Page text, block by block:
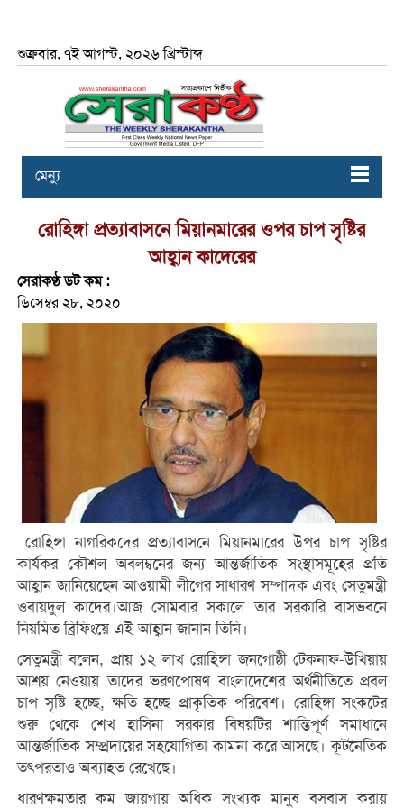
শুক্রবার, ৭ই আগস্ট, ২০২৬ খ্রিস্টাব্দ
মেন্যু
রোহিঙ্গা প্রত্যাবাসনে মিয়ানমারের ওপর চাপ সৃষ্টির
আহ্বান কাদেরের
সেরাকণ্ঠ ডট কম :
ডিসেম্বর ২৮, ২০২০
রোহিঙ্গা নাগরিকদের প্রত্যাবাসনে মিয়ানমারের উপর চাপ সৃষ্টির
কার্যকর কৌশল অবলম্বনের জন্য আন্তর্জাতিক সংস্থাসমূহের প্রতি
আহ্বান জানিয়েছেন আওয়ামী লীগের সাধারণ সম্পাদক এবং সেতুমন্ত্রী
ওবায়দুল কাদের।আজ সোমবার সকালে তার সরকারি বাসভবনে
নিয়মিত ব্রিফিংয়ে এই আহ্বান জানান তিনি।
সেতুমন্ত্রী বলেন, প্রায় ১২ লাখ রোহিঙ্গা জনগোষ্ঠী টেকনাফ-উখিয়ায়
আশ্রয় নেওয়ায় তাদের ভরণপোষণ বাংলাদেশের অর্থনীতিতে প্রবল
চাপ সৃষ্টি হচ্ছে, ক্ষতি হচ্ছে প্রাকৃতিক পরিবেশ। রোহিঙ্গা সংকটের
শুরু থেকে শেখ হাসিনা সরকার বিষয়টির শান্তিপূর্ণ সমাধানে
আন্তর্জাতিক সম্প্রদায়ের সহযোগিতা কামনা করে আসছে। কূটনৈতিক
তৎপরতাও অব্যাহত রেখেছে।
ধারণক্ষমতার কম জায়গায় অধিক সংখ্যক মানুষ বসবাস করায়